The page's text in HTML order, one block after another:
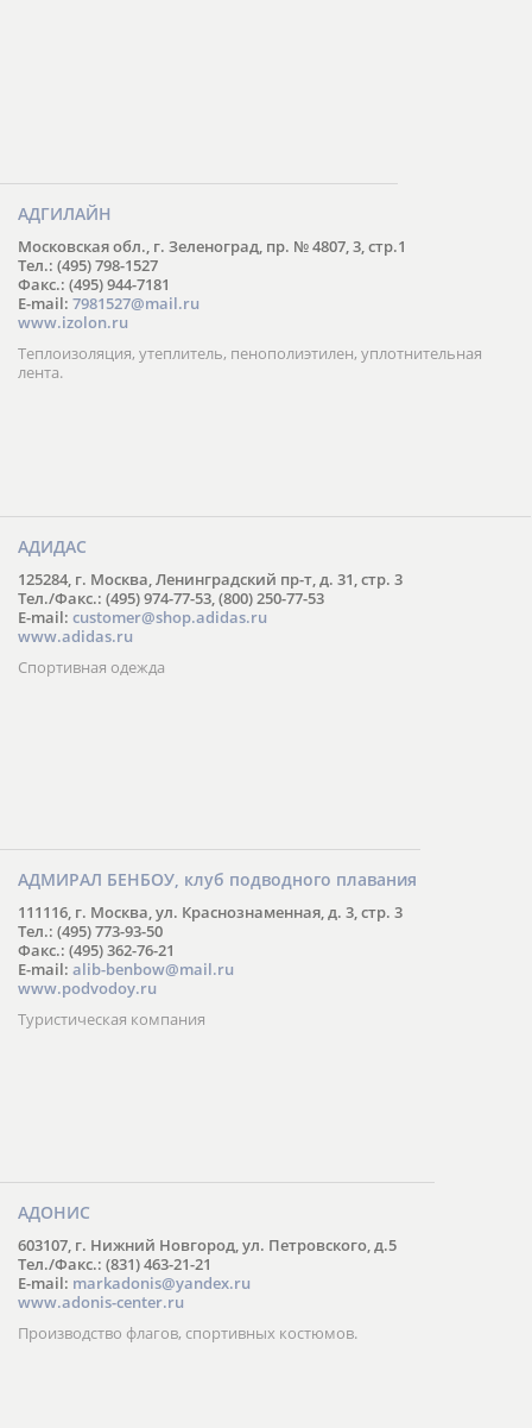
АДГИЛАЙН
Московская обл., г. Зеленоград, пр. № 4807, 3, стр.1
Тел.: (495) 798-1527
Факс.: (495) 944-7181
E-mail: 7981527@mail.ru
www.izolon.ru
Теплоизоляция, утеплитель, пенополиэтилен, уплотнительная
лента.
АДИДАС
125284, г. Москва, Ленинградский пр-т, д. 31, стр. 3
Тел./Факс.: (495) 974-77-53, (800) 250-77-53
E-mail: customer@shop.adidas.ru
www.adidas.ru
Спортивная одежда
АДМИРАЛ БЕНБОУ, клуб подводного плавания
111116, г. Москва, ул. Краснознаменная, д. 3, стр. 3
Тел.: (495) 773-93-50
Факс.: (495) 362-76-21
E-mail: alib-benbow@mail.ru
www.podvodoy.ru
Туристическая компания
АДОНИС
603107, г. Нижний Новгород, ул. Петровского, д.5
Тел./Факс.: (831) 463-21-21
E-mail: markadonis@yandex.ru
www.adonis-center.ru
Производство флагов, спортивных костюмов.